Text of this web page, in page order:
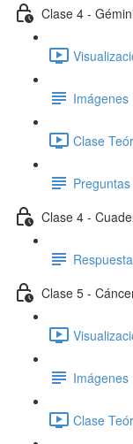
Clase 4 -
Imágenes
Clase
Clase 4 -
Clase 5 -
Imágenes
Clase